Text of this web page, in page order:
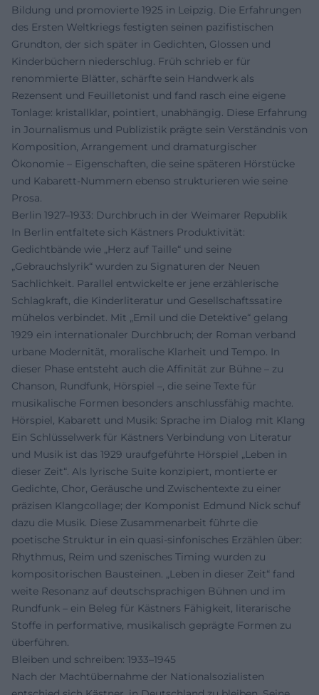
Bildung und promovierte 1925 in Leipzig. Die Erfahrungen
des Ersten Weltkriegs festigten seinen pazifistischen
Grundton, der sich später in Gedichten, Glossen und
Kinderbüchern niederschlug. Früh schrieb er für
renommierte Blätter, schärfte sein Handwerk als
Rezensent und Feuilletonist und fand rasch eine eigene
Tonlage: kristallklar, pointiert, unabhängig. Diese Erfahrung
in Journalismus und Publizistik prägte sein Verständnis von
Komposition, Arrangement und dramaturgischer
Ökonomie – Eigenschaften, die seine späteren Hörstücke
und Kabarett-Nummern ebenso strukturieren wie seine
Prosa.
Berlin 1927–1933: Durchbruch in der Weimarer Republik
In Berlin entfaltete sich Kästners Produktivität:
Gedichtbände wie „Herz auf Taille“ und seine
„Gebrauchslyrik“ wurden zu Signaturen der Neuen
Sachlichkeit. Parallel entwickelte er jene erzählerische
Schlagkraft, die Kinderliteratur und Gesellschaftssatire
mühelos verbindet. Mit „Emil und die Detektive“ gelang
1929 ein internationaler Durchbruch; der Roman verband
urbane Modernität, moralische Klarheit und Tempo. In
dieser Phase entsteht auch die Affinität zur Bühne – zu
Chanson, Rundfunk, Hörspiel –, die seine Texte für
musikalische Formen besonders anschlussfähig machte.
Hörspiel, Kabarett und Musik: Sprache im Dialog mit Klang
Ein Schlüsselwerk für Kästners Verbindung von Literatur
und Musik ist das 1929 uraufgeführte Hörspiel „Leben in
dieser Zeit“. Als lyrische Suite konzipiert, montierte er
Gedichte, Chor, Geräusche und Zwischentexte zu einer
präzisen Klangcollage; der Komponist Edmund Nick schuf
dazu die Musik. Diese Zusammenarbeit führte die
poetische Struktur in ein quasi-sinfonisches Erzählen über:
Rhythmus, Reim und szenisches Timing wurden zu
kompositorischen Bausteinen. „Leben in dieser Zeit“ fand
weite Resonanz auf deutschsprachigen Bühnen und im
Rundfunk – ein Beleg für Kästners Fähigkeit, literarische
Stoffe in performative, musikalisch geprägte Formen zu
überführen.
Bleiben und schreiben: 1933–1945
Nach der Machtübernahme der Nationalsozialisten